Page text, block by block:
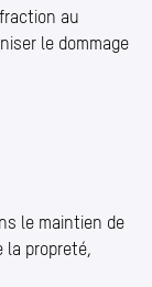
au
le dommage
le maintien de
la propreté,